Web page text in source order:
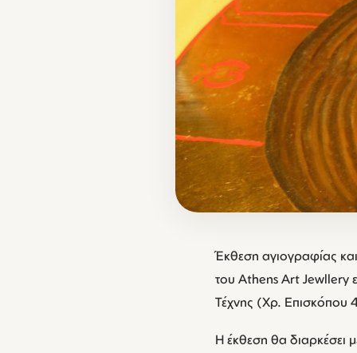
Έκθεση αγιογραφίας
του Athens Art Jewllery
Τέχνης (Χρ. Επισκόπου
Η έκθεση θα διαρκέσει